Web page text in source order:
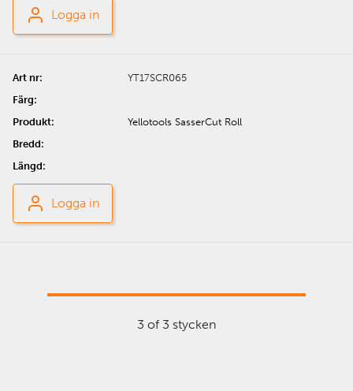
Logga in
YT17SCR065
Yellotools SasserCut Roll
Logga in
3 of 3 stycken